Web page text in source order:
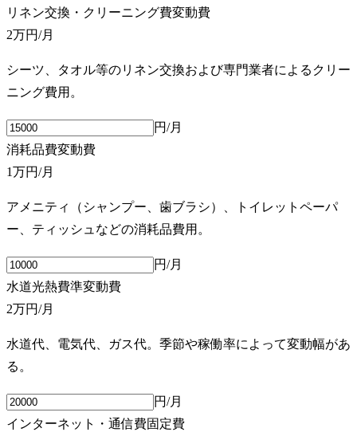
リネン交換・クリーニング費変動費
2万円/月
シーツ、タオル等のリネン交換および専門業者によるクリー
ニング費用。
円/月
消耗品費変動費
1万円/月
アメニティ（シャンプー、歯ブラシ）、トイレットペーパ
ー、ティッシュなどの消耗品費用。
円/月
水道光熱費準変動費
2万円/月
水道代、電気代、ガス代。季節や稼働率によって変動幅があ
る。
円/月
インターネット・通信費固定費